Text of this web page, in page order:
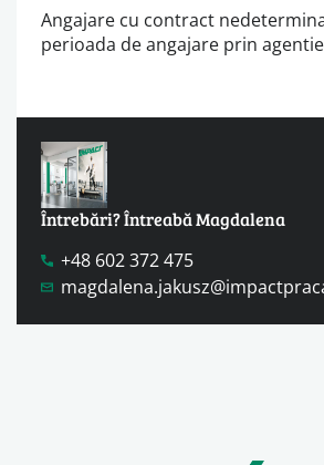
Angajare cu contract
perioada de angajare prin
Întrebări? Întreabă Magdalena
+48 602 372 475